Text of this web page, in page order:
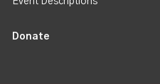
Donate